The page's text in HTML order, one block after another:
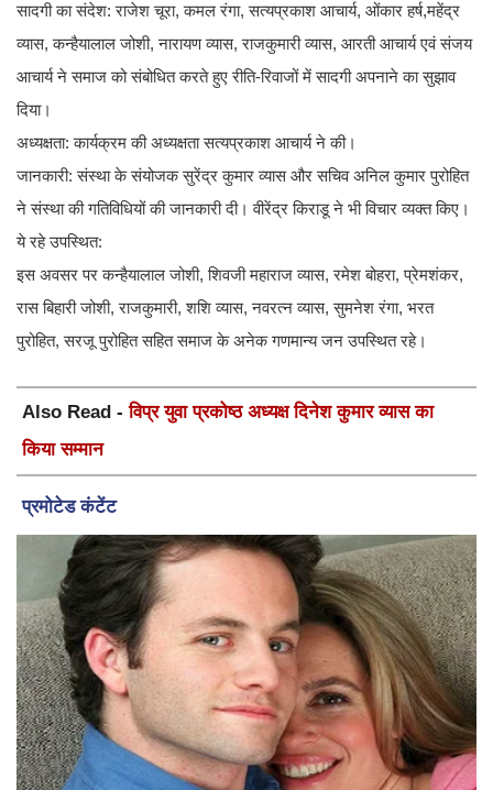
​सादगी का संदेश: राजेश चूरा, कमल रंगा, सत्यप्रकाश आचार्य, ओंकार हर्ष,महेंद्र
व्यास, कन्हैयालाल जोशी, नारायण व्यास, राजकुमारी व्यास, आरती आचार्य एवं संजय
आचार्य ने समाज को संबोधित करते हुए रीति-रिवाजों में सादगी अपनाने का सुझाव
दिया।
​अध्यक्षता: कार्यक्रम की अध्यक्षता सत्यप्रकाश आचार्य ने की।
​जानकारी: संस्था के संयोजक सुरेंद्र कुमार व्यास और सचिव अनिल कुमार पुरोहित
ने संस्था की गतिविधियों की जानकारी दी। वीरेंद्र किराडू ने भी विचार व्यक्त किए।
​ये रहे उपस्थित:
इस अवसर पर कन्हैयालाल जोशी, शिवजी महाराज व्यास, रमेश बोहरा, प्रेमशंकर,
रास बिहारी जोशी, राजकुमारी, शशि व्यास, नवरत्न व्यास, सुमनेश रंगा, भरत
पुरोहित, सरजू पुरोहित सहित समाज के अनेक गणमान्य जन उपस्थित रहे।
Also Read -विप्र युवा प्रकोष्ठ अध्यक्ष दिनेश कुमार व्यास का
किया सम्मान